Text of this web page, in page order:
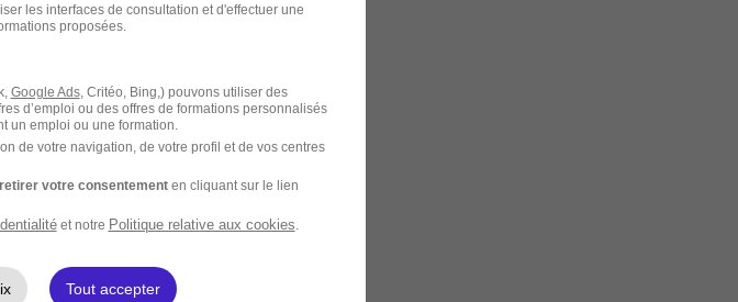
les interfaces de consultation et d'effectuer une
proposées.
Google Ads, Critéo, Bing,) pouvons utiliser des
d’emploi ou des offres de formations personnalisés
un emploi ou une formation.
de votre navigation, de votre profil et de vos centres
retirer votre consentementen cliquant sur le lien
et notre Politique relative aux cookies
Tout accepter